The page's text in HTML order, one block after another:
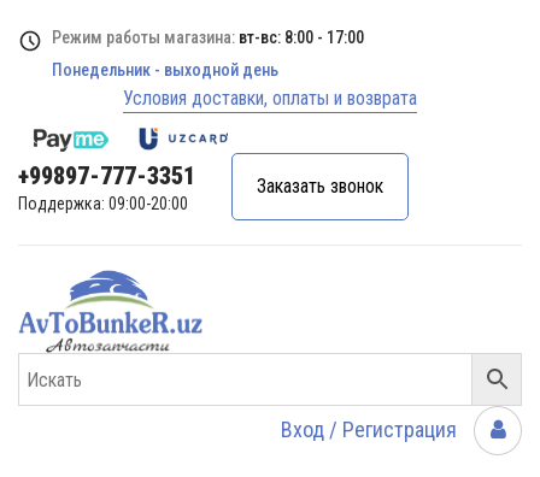
Режим работы магазина: вт-вс: 8:00 - 17:00
Понедельник - выходной день
Условия доставки, оплаты и возврата
+99897-777-3351
Поддержка: 09:00-20:00
Заказать звонок
Вход / Регистрация